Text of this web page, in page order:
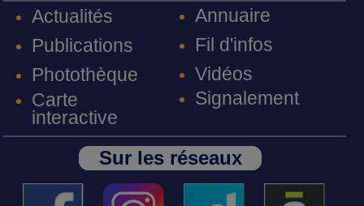
Actualités
Publications
Photothèque
Carte
interactive
Annuaire
Fil d'infos
Vidéos
Signalement
Sur les réseaux